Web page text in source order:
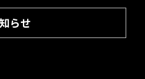
らせ